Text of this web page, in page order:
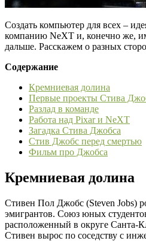
Создать компьютер для всех –
компанию NeXT и, конечно же,
дальше. Расскажем о разных
Содержание
Кремниевая долина
Первые проекты Стива
Разлад в команде
Работа над Pixar и NeXT
Загадка Стива Джобса
Стив Джобс перед смертью
Фильм про Джобса
Кремниевая долина
Стивен Пол Джобс (Steven Jobs)
эмигрантов. Союз юных
расположенный в округе Санта-
Стивен вырос по соседству с